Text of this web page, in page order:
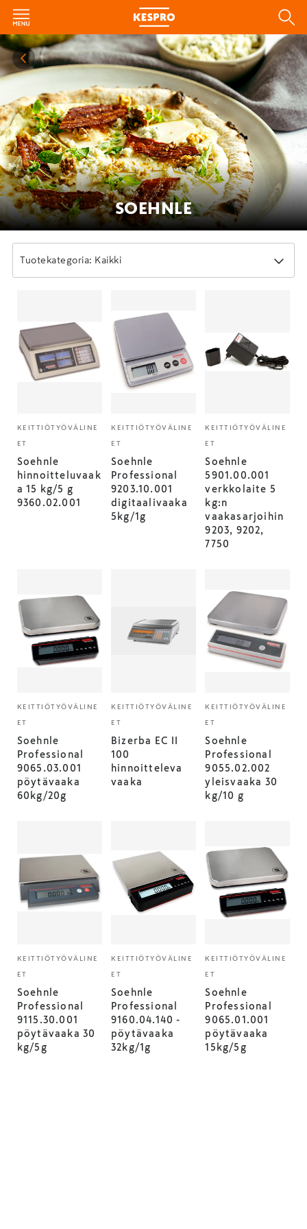
SOEHNLE
Tuotekategoria: Kaikki
KEITTIÖTYÖVÄLINE
ET
Soehnle
hinnoitteluvaak
a 15 kg/5 g
9360.02.001
KEITTIÖTYÖVÄLINE
ET
Soehnle
Professional
9203.10.001
digitaalivaaka
5kg/1g
KEITTIÖTYÖVÄLINE
ET
Soehnle
5901.00.001
verkkolaite 5
kg:n
vaakasarjoihin
9203, 9202,
7750
KEITTIÖTYÖVÄLINE
ET
Soehnle
Professional
9065.03.001
pöytävaaka
60kg/20g
KEITTIÖTYÖVÄLINE
ET
Bizerba EC II
100
hinnoitteleva
vaaka
KEITTIÖTYÖVÄLINE
ET
Soehnle
Professional
9055.02.002
yleisvaaka 30
kg/10 g
KEITTIÖTYÖVÄLINE
ET
Soehnle
Professional
9115.30.001
pöytävaaka 30
kg/5g
KEITTIÖTYÖVÄLINE
ET
Soehnle
Professional
9160.04.140 -
pöytävaaka
32kg/1g
KEITTIÖTYÖVÄLINE
ET
Soehnle
Professional
9065.01.001
pöytävaaka
15kg/5g